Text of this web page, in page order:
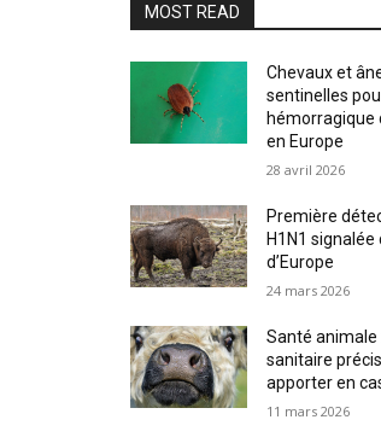
MOST READ
Chevaux et
sentinelles
hémorragique
en Europe
28 avril 2026
Première
H1N1
d’Europe
24 mars 2026
Santé animale
sanitaire
apporter en
11 mars 2026